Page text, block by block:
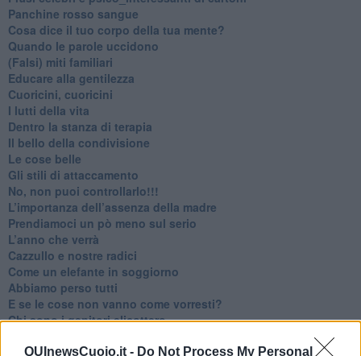
QUInewsCuoio.it - Do Not Process My Personal
​Panchine rosso sangue
​Cosa dice il tuo corpo della tua mente?
​Quando le parole uccidono
​(Falsi) miti familiari
​Educare alla gentilezza
​Cuoricini, cuoricini
I lutti della vita
​Dentro la stanza di terapia
​Il bello della condivisione
Le cose belle
​Gli stili di attaccamento
No, non puoi controllarlo!!!
​L’importanza dell’assenza della madre
​Prendiamoci un pò meno sul serio
​L’anno che verrà
​Cazzullo e nostre radici
​Come un elefante in soggiorno
​Abbiamo perso tutti
E se le cose non vanno come vorresti?
​Chi sono i genitori elicottero
Quando il diritto alla disconnessione non viene accolto